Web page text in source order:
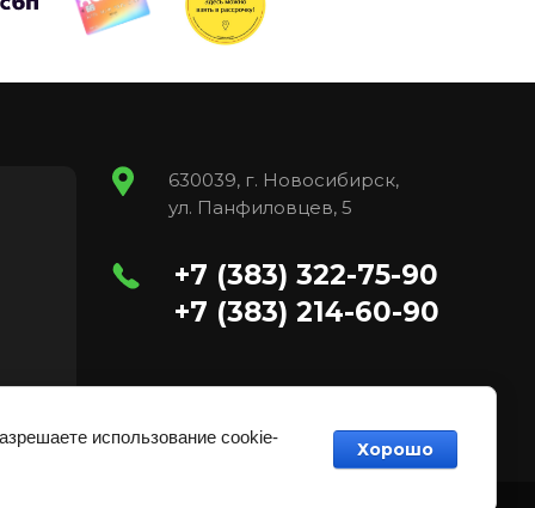
630039, г. Новосибирск,
ул. Панфиловцев, 5
+7 (383) 322-75-90
+7 (383) 214-60-90
использование cookie-
Хорошо